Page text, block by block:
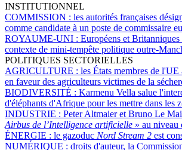
INSTITUTIONNEL
COMMISSION : les autorités françaises
comme candidate à un poste de commissaire
ROYAUME-UNI : Européens et Britanniques
contexte de mini-tempête politique outre-
POLITIQUES SECTORIELLES
AGRICULTURE : les États membres de l'UE
en faveur des agriculteurs victimes de la
BIODIVERSITÉ : Karmenu Vella salue
d'éléphants d'Afrique pour les mettre dans les
INDUSTRIE : Peter Altmaier et Bruno Le
Airbus de l’Intelligence artificielle » au niveau
ÉNERGIE : le gazoduc Nord Stream 2 est
NUMÉRIQUE : droits d'auteur, la